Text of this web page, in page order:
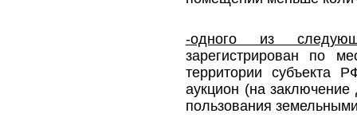
-одного из
зарегистрирован по
территории субъекта
аукцион (на заключение
пользования